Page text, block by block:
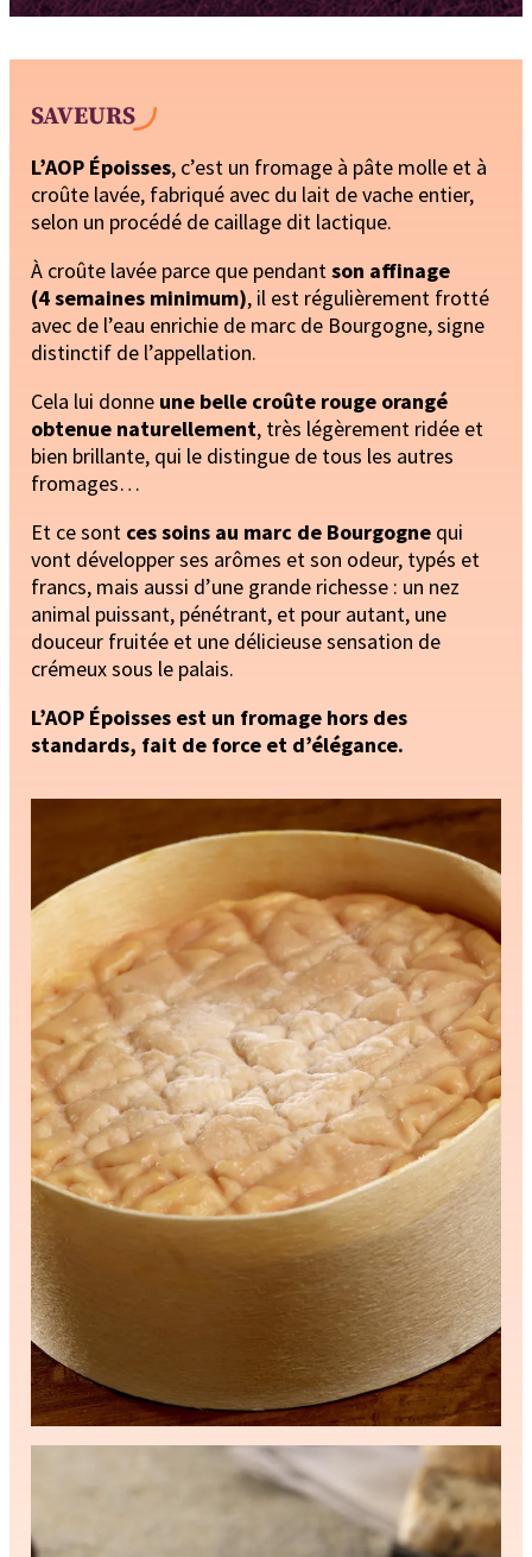
SAVEURS
L’AOP Époisses, c’est un fromage à pâte molle et à
croûte lavée, fabriqué avec du lait de vache entier,
selon un procédé de caillage dit lactique.
À croûte lavée parce que pendant son affinage
(4 semaines minimum), il est régulièrement frotté
avec de l’eau enrichie de marc de Bourgogne, signe
distinctif de l’appellation.
Cela lui donne une belle croûte rouge orangé
obtenue naturellement, très légèrement ridée et
bien brillante, qui le distingue de tous les autres
fromages…
Et ce sont ces soins au marc de Bourgogne qui
vont développer ses arômes et son odeur, typés et
francs, mais aussi d’une grande richesse : un nez
animal puissant, pénétrant, et pour autant, une
douceur fruitée et une délicieuse sensation de
crémeux sous le palais.
L’AOP Époisses est un fromage hors des
standards, fait de force et d’élégance.